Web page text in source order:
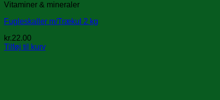
Vitaminer & mineraler
Fugleskaller m/Trækul 2 kg
kr.22.00
Tilføj til kurv